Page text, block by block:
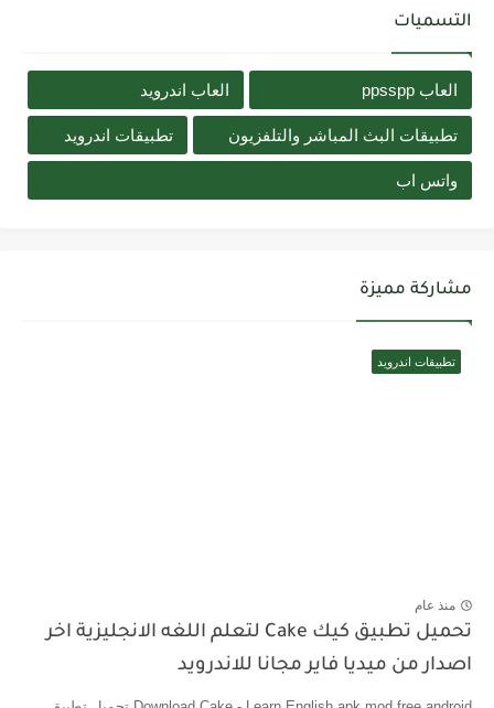
التسميات
العاب ppsspp العاب اندرويد
تطبيقات البث المباشر والتلفزيون تطبيقات اندرويد
واتس اب
مشاركة مميزة
تطبيقات اندرويد
منذ عام
تحميل تطبيق كيك Cake لتعلم اللغه الانجليزية اخر
اصدار من ميديا فاير مجانا للاندرويد